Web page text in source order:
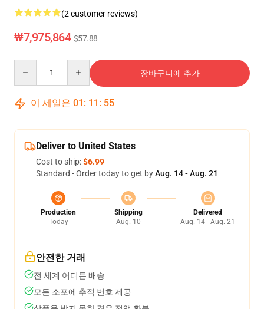
(2 customer reviews)
₩7,975,864 $57.88
장바구니에 추가
이 세일은 01 : 11 : 54
Deliver to United States
Cost to ship:$6.99
Standard - Order today to get byAug. 14 - Aug. 21
Production
Today
Shipping
Aug. 10
Delivered
Aug. 14 - Aug. 21
안전한 거래
전 세계 어디든 배송
모든 소포에 추적 번호 제공